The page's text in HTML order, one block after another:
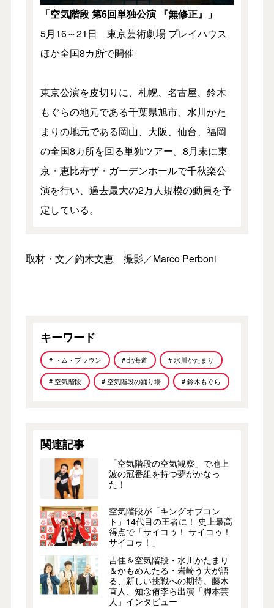
「空気階段 第6回単独公演 『無修正』」
5月16～21日 東京芸術劇場 プレイハウス
ほか全国8カ所で開催
東京公演を皮切りに、札幌、名古屋、鈴木
もぐらの地元である千葉県旭市、水川かた
まりの地元である岡山、大阪、仙台、福岡
の全国8カ所を回る単独ツアー。8月末に東
京・恵比寿ザ・ガーデンホールで千秋楽公
演を行い、過去最大の2万人規模の動員を予
定している。
取材・文／釣木文恵 撮影／Marco Perboni
キーワード
# トム・ブラウン # 北海道 # 水川かたまり
# 空気階段 # 空気階段の踊り場 # 鈴木もぐら
関連記事
「空気階段の空気観察」で地上
波の冠番組を持つ夢がかなっ
た！
空気階段が「キングオブコン
ト」14代目の王者に！ 史上最高
得点で「サイコゥ！ サイコゥ！
サイコゥ！」
吉住＆空気階段・水川かたまり
＆かもめんたる・岩崎う大が語
る、新しい挑戦への期待。藤木
直人、知念侑李ら出演「脚本芸
人」インタビュー